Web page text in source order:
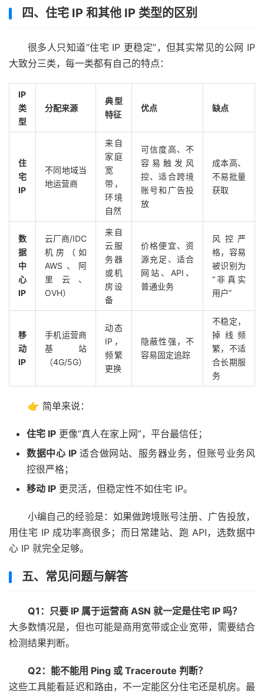
四、住宅 IP 和其他 IP 类型的区别
很多人只知道“住宅 IP 更稳定”，但其实常见的公网 IP
大致分三类，每一类都有自己的特点：
IP
类
型
分配来源
典型
特征
优点 缺点
住
宅
IP
不同地域当
地运营商
来自
家庭
宽
带，
环境
自然
可信度高、不
容易触发风
控、适合跨境
账号和广告投
放
成本高、
不易批量
获取
数
据
中
心
IP
云厂商/IDC
机房（如
AWS、阿
里云、
OVH）
来自
云服
务器
或机
房设
备
价格便宜、资
源充足、适合
网站、API、
普通业务
风控严
格，容易
被识别为
“非真实
用户”
移
动
IP
手机运营商
基站
（4G/5G）
动态
IP，
频繁
更换
隐蔽性强，不
容易固定追踪
不稳定，
掉线频
繁，不适
合长期服
务
👉 简单来说：
住宅 IP 更像“真人在家上网”，平台最信任；
数据中心 IP适合做网站、服务器业务，但账号业务风
控很严格；
移动 IP 更灵活，但稳定性不如住宅 IP。
小编自己的经验是：如果做跨境账号注册、广告投放，
用住宅 IP 成功率高很多；而日常建站、跑 API，选数据中
心 IP 就完全足够。
五、常见问题与解答
Q1：只要 IP 属于运营商 ASN 就一定是住宅 IP 吗？
大多数情况是，但也可能是商用宽带或企业宽带，需要结合
检测结果判断。
Q2：能不能用 Ping 或 Traceroute 判断？
这些工具能看延迟和路由，不一定能区分住宅还是机房。最